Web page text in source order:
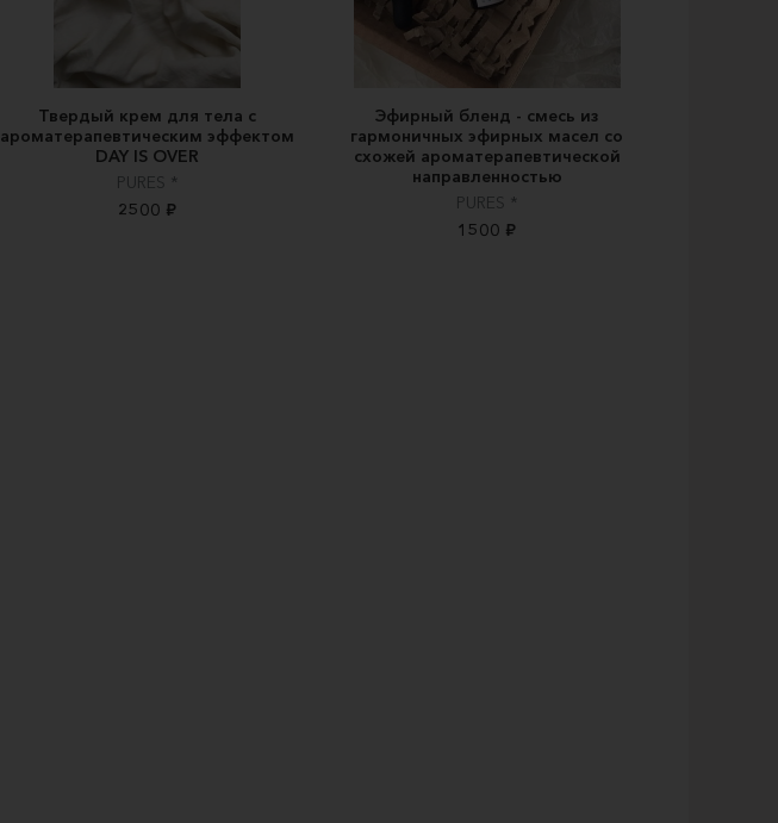
Твердый крем для тела с
ароматерапевтическим эффектом
DAY IS OVER
PURES *
2500 ₽
Эфирный бленд - смесь из
гармоничных эфирных масел со
схожей ароматерапевтической
направленностью
PURES *
1500 ₽